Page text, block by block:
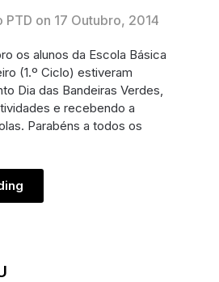
PTD on 17 Outubro, 2014
os alunos da Escola Básica
(1.º Ciclo) estiveram
Dia das Bandeiras Verdes,
e recebendo a
Parabéns a todos os